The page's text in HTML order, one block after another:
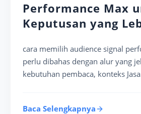
Performance Max
Keputusan yang
cara memilih audience signal
perlu dibahas dengan alur yang
kebutuhan pembaca, konteks
Baca Selengkapnya